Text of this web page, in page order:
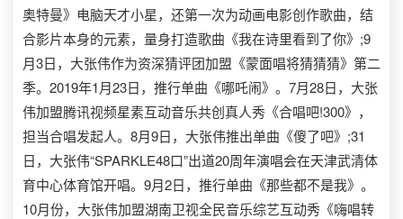
奥特曼》电脑天才小星，还第一次为动画电影创作歌曲，结
合影片本身的元素，量身打造歌曲《我在诗里看到了你》;9
月3日，大张伟作为资深猜评团加盟《蒙面唱将猜猜猜》第二
季。2019年1月23日，推行单曲《哪吒闹》。7月28日，大张
伟加盟腾讯视频星素互动音乐共创真人秀《合唱吧!300》，
担当合唱发起人。8月9日，大张伟推出单曲《傻了吧》;31
日，大张伟“SPARKLE48口”出道20周年演唱会在天津武清体
育中心体育馆开唱。9月2日，推行单曲《那些都不是我》。
10月份，大张伟加盟湖南卫视全民音乐综艺互动秀《嗨唱转